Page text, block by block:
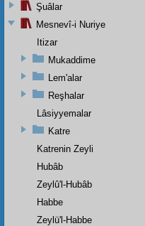
Şuâlar
Mesnevî-i Nuriye
Itizar
Mukaddime
Lem'alar
Reşhalar
Lâsiyyemalar
Katre
Katrenin Zeyli
Hubâb
Zeylû'l-Hubâb
Habbe
Zeylü'l-Habbe